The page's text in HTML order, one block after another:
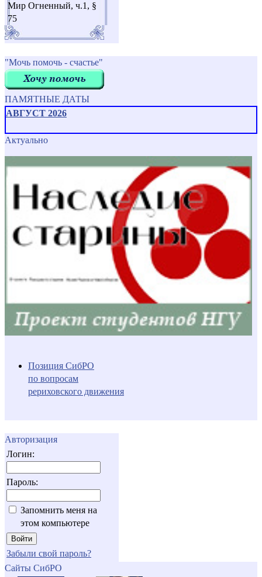
Мир Огненный, ч.1, §
75
"Мочь помочь - счастье"
ПАМЯТНЫЕ ДАТЫ
АВГУСТ 2026
Актуально
Позиция СибРО
по вопросам
рериховского движения
Авторизация
Логин:
Пароль:
Запомнить меня на
этом компьютере
Забыли свой пароль?
Сайты СибРО